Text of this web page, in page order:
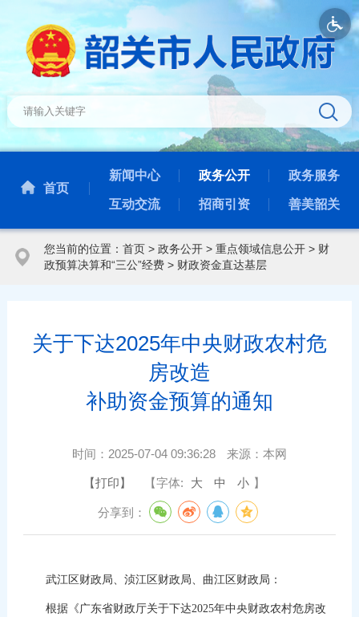
首页
新闻中心 政务公开 政务服务
互动交流 招商引资 善美韶关
您当前的位置： 首页> 政务公开> 重点领域信息公开> 财
政预算决算和“三公”经费> 财政资金直达基层
关于下达2025年中央财政农村危
房改造
补助资金预算的通知
时间： 2025-07-04 09:36:28 来源： 本网
【打印】 【字体: 大 中 小 】
分享到：
武江区财政局、浈江区财政局、曲江区财政局：
根据《广东省财政厅关于下达2025年中央财政农村危房改